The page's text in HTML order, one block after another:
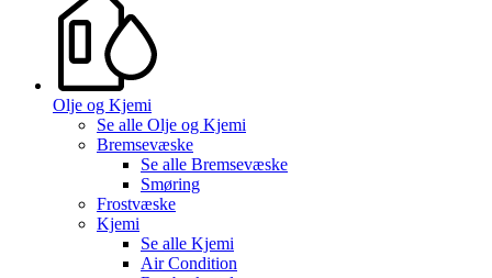
Olje og Kjemi
Se alle Olje og Kjemi
Bremsevæske
Se alle Bremsevæske
Smøring
Frostvæske
Kjemi
Se alle Kjemi
Air Condition